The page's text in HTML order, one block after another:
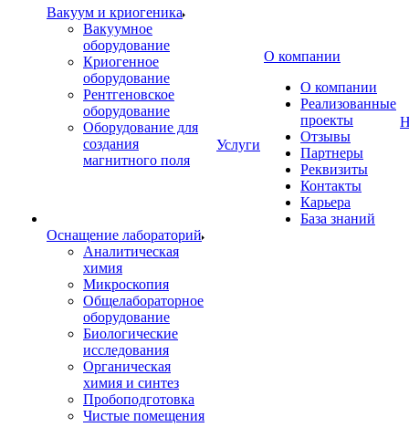
Вакуум и криогеника
Вакуумное
оборудование
Криогенное
оборудование
Рентгеновское
оборудование
Оборудование для
создания
магнитного поля
Оснащение лабораторий
Аналитическая
химия
Микроскопия
Общелабораторное
оборудование
Биологические
исследования
Органическая
химия и синтез
Пробоподготовка
Чистые помещения
Услуги
О компании
О компании
Реализованные
проекты
Отзывы
Партнеры
Реквизиты
Контакты
Карьера
База знаний